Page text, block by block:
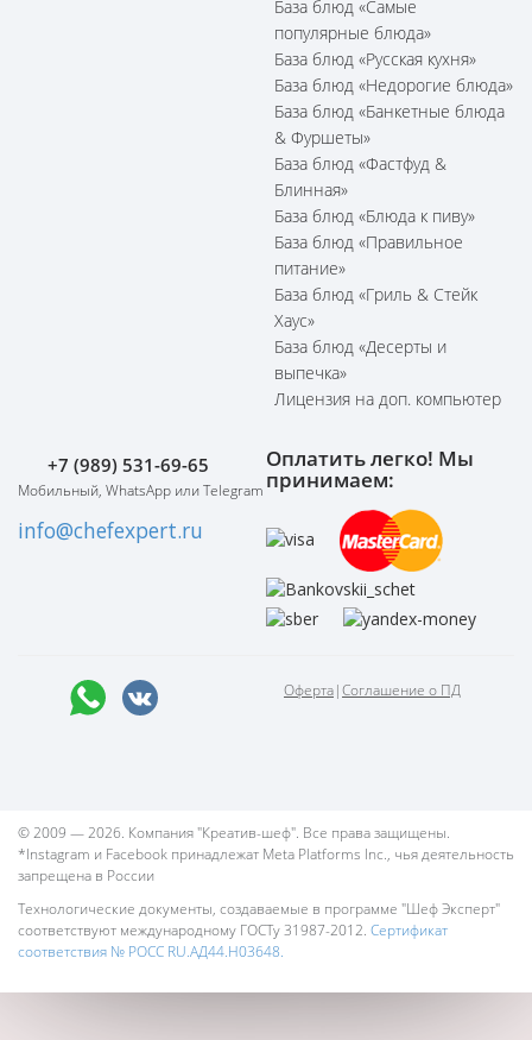
База блюд «Самые
популярные блюда»
База блюд «Русская кухня»
База блюд «Недорогие блюда»
База блюд «Банкетные блюда
& Фуршеты»
База блюд «Фастфуд &
Блинная»
База блюд «Блюда к пиву»
База блюд «Правильное
питание»
База блюд «Гриль & Стейк
Хаус»
База блюд «Десерты и
выпечка»
Лицензия на доп. компьютер
+7 (989) 531-69-65
Мобильный, WhatsApp или Telegram
info@chefexpert.ru
Оплатить легко! Мы
принимаем:
Оферта|Соглашение о ПД
© 2009 — 2026. Компания "Креатив-шеф". Все права защищены.
*Instagram и Facebook принадлежат Meta Platforms Inc., чья деятельность
запрещена в России
Технологические документы, создаваемые в программе "Шеф Эксперт"
соответствуют международному ГОСТу 31987-2012. Сертификат
соответствия № РОСС RU.АД44.Н03648.